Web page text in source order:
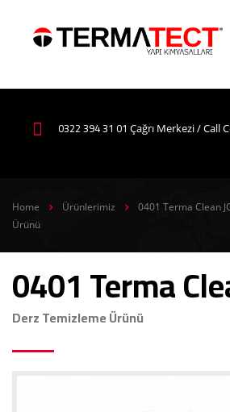
0322 394 31 01 Çağrı Merkezi / Call
Home Ürünlerimiz 0401 Terma Clean
Ürünü
0401 Terma
Derz Temizleme Ürünü